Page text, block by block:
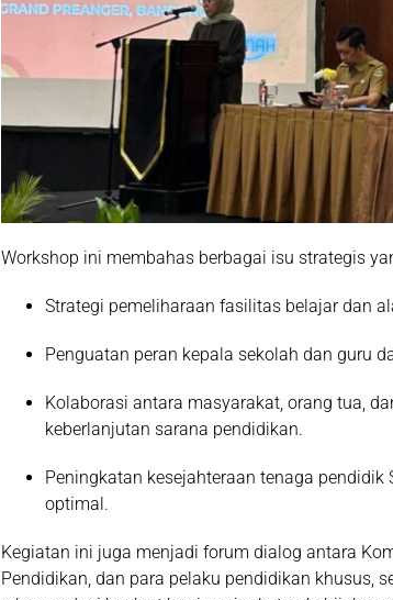
Workshop ini membahas berbagai isu strategis
Strategi pemeliharaan fasilitas belajar dan
Penguatan peran kepala sekolah dan guru
Kolaborasi antara masyarakat, orang tua,
keberlanjutan sarana pendidikan.
Peningkatan kesejahteraan tenaga
optimal.
Kegiatan ini juga menjadi forum dialog antara
Pendidikan, dan para pelaku pendidikan khusus,